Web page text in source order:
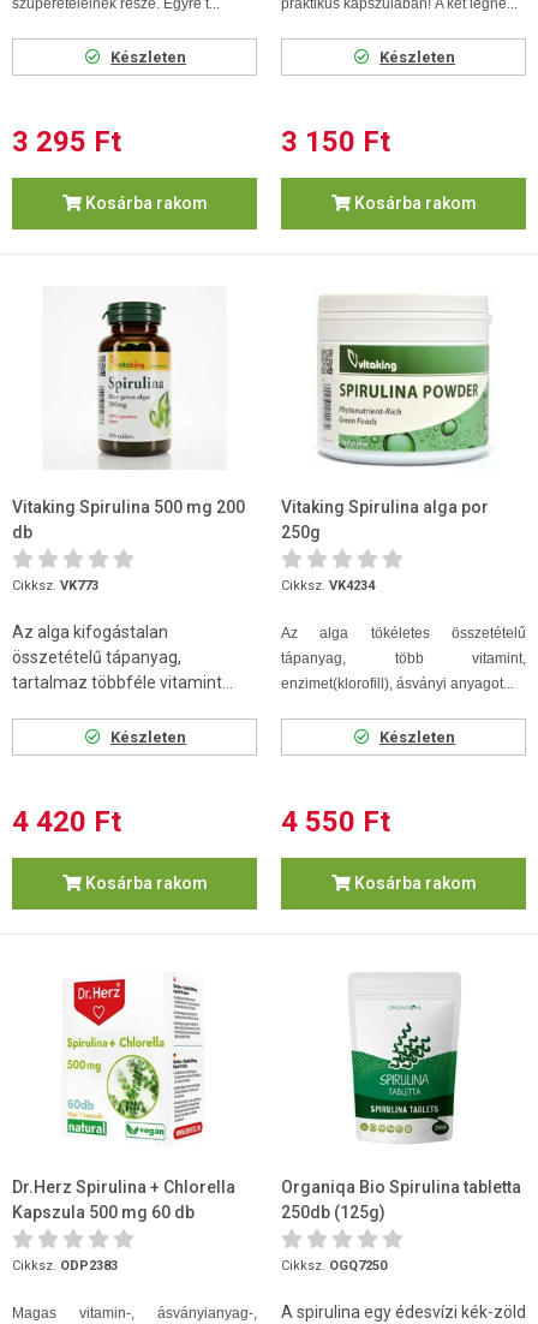
szuperételeinek része. Egyre t...
Készleten
3 295 Ft
Kosárba rakom
praktikus kapszulában! A két legné...
Készleten
3 150 Ft
Kosárba rakom
Vitaking Spirulina 500 mg 200
db
Cikksz. VK773
Az alga kifogástalan
összetételű tápanyag,
tartalmaz többféle vitamint...
Készleten
4 420 Ft
Kosárba rakom
Vitaking Spirulina alga por
250g
Cikksz. VK4234
Az alga tökéletes összetételű
tápanyag, több vitamint,
enzimet(klorofill), ásványi anyagot...
Készleten
4 550 Ft
Kosárba rakom
Dr.Herz Spirulina + Chlorella
Kapszula 500 mg 60 db
Cikksz. ODP2383
Magas vitamin-, ásványianyag-,
Organiqa Bio Spirulina tabletta
250db (125g)
Cikksz. OGQ7250
A spirulina egy édesvízi kék-zöld